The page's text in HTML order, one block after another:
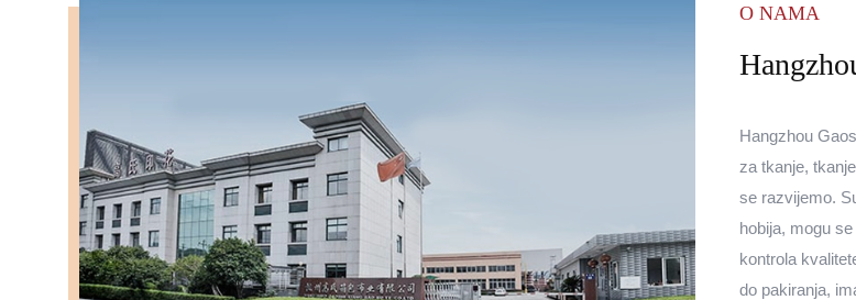
O NAMA
Hangzhou
za tkanje,
se razvijemo.
hobija, mogu
kontrola
do pakiranja,